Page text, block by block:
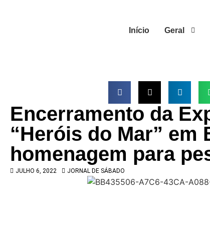
Início Geral
Encerramento da
“Heróis do Mar” em
homenagem para
JULHO 6, 2022 JORNAL DE SÁBADO